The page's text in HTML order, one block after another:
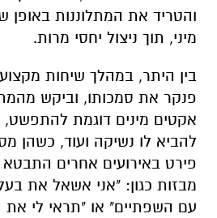
והטריד את המתלוננות באופן
מיני, תוך ניצול יחסי מרות.
בין היתר, במהלך שיחות
פנקר את סמכותו, וביקש
אקטים מינים דוגמת להתפשט,
להביא לו נשיקה ועוד, כשהן
פירט באירועים אחרים התבטא
מבזות כגון: "אני אשאל את
עם השפתיים" או "תראי לי את